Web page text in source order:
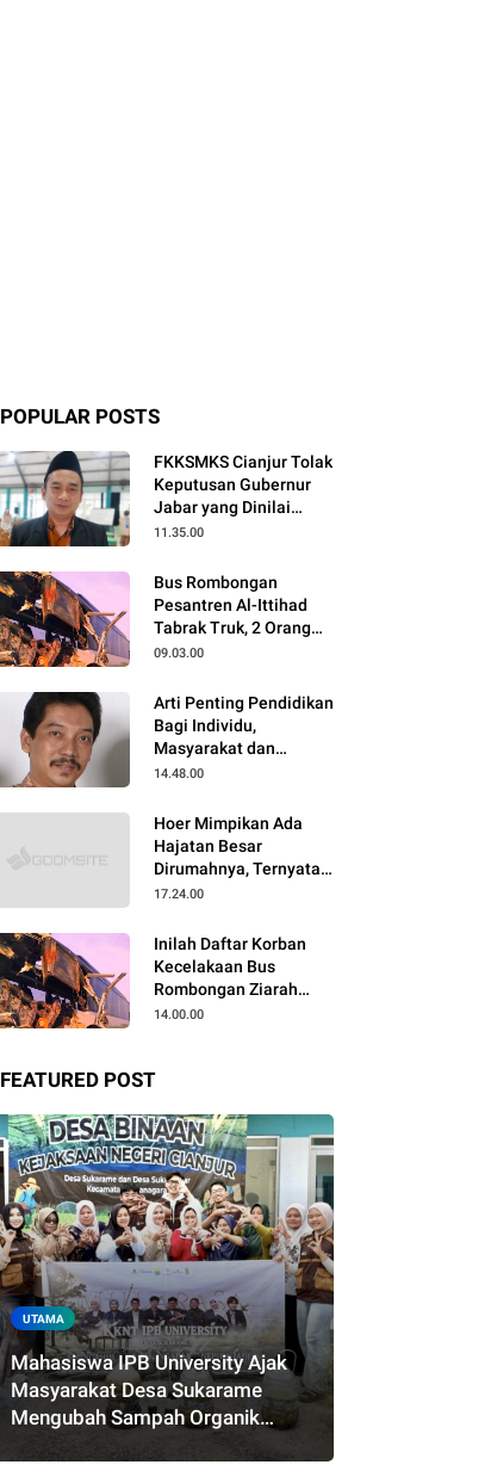
POPULAR POSTS
FKKSMKS Cianjur Tolak
Keputusan Gubernur
Jabar yang Dinilai
Merugikan Sekolah
11.35.00
Bus Rombongan
Pesantren Al-Ittihad
Tabrak Truk, 2 Orang
Meninggal Dunia
09.03.00
Arti Penting Pendidikan
Bagi Individu,
Masyarakat dan
Negara
14.48.00
Hoer Mimpikan Ada
Hajatan Besar
Dirumahnya, Ternyata
Anaknya Pulang Dalam
17.24.00
Inilah Daftar Korban
Kecelakaan Bus
Rombongan Ziarah
Walisongo Pesantren
14.00.00
FEATURED POST
UTAMA
Mahasiswa IPB University Ajak
Masyarakat Desa Sukarame
Mengubah Sampah Organik